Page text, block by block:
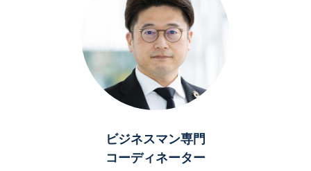
ビジネスマン専門
コーディネーター